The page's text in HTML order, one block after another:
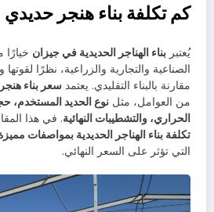
كم تكلفة بناء هنجر حديدي
يُعتبر بناء الهناجر الحديدية في جيزان خيارًا
الصناعية والتجارية والزراعية، نظرًا لقوتها
مقارنة بالبناء التقليدي. يعتمد سعر بناء
من العوامل، مثل نوع الحديد المستخدم،
الحراري، والتشطيبات النهائية. في هذا
تكلفة بناء الهناجر الحديدية بمواصفات
التي تؤثر على السعر النهائي.